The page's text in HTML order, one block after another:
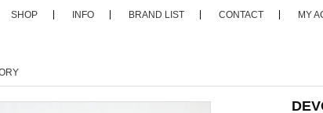
SHOP INFO BRAND LIST CONTACT MY